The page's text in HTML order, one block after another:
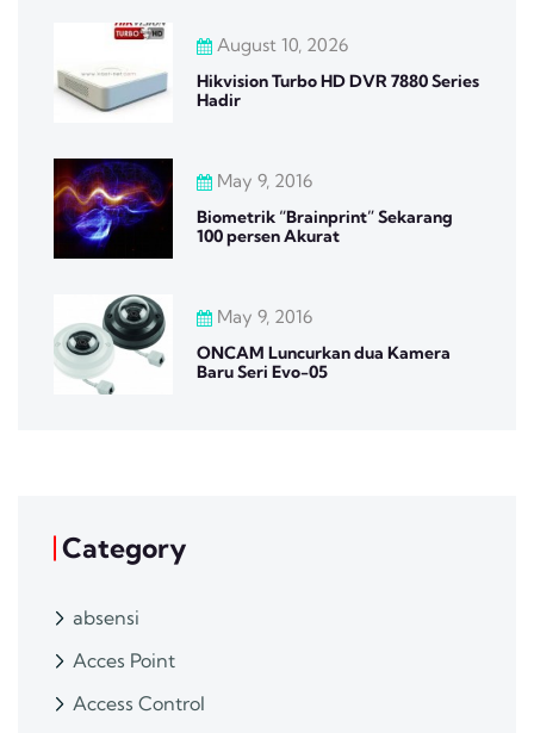
August 10, 2026
Hikvision Turbo HD DVR 7880 Series
Hadir
May 9, 2016
Biometrik “Brainprint” Sekarang
100 persen Akurat
May 9, 2016
ONCAM Luncurkan dua Kamera
Baru Seri Evo-05
Category
absensi
Acces Point
Access Control